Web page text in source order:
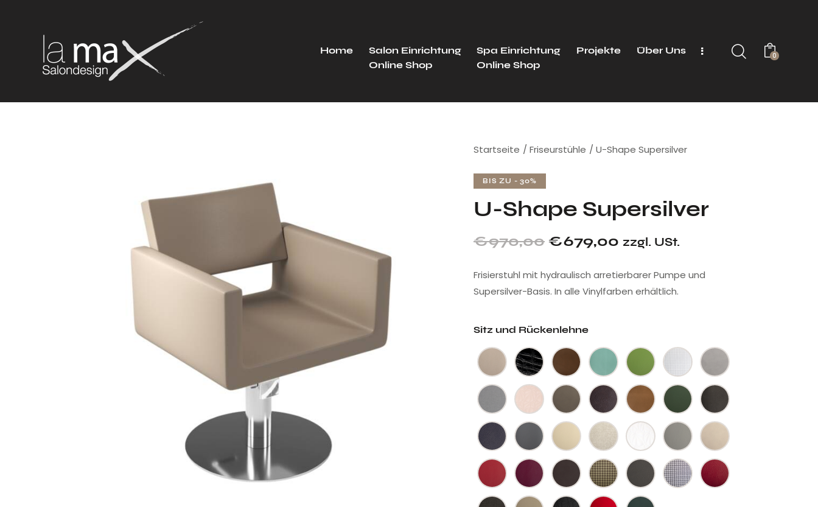
Home
Salon Einrichtung
Online Shop
Spa Einrichtung
Online Shop
Projekte Über Uns 0
Startseite Friseurstühle U-Shape Supersilver
BIS ZU - 30%
U-Shape Supersilver
€970,00 €679,00 zzgl. USt.
Frisierstuhl mit hydraulisch arretierbarer Pumpe und
Supersilver-Basis. In alle Vinylfarben erhältlich.
Sitz und Rückenlehne